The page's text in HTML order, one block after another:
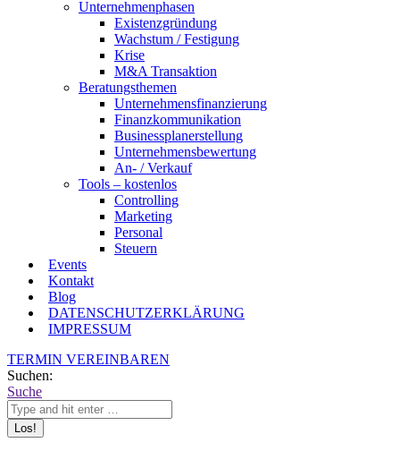
Unternehmenphasen
Existenzgründung
Wachstum / Festigung
Krise
M&A Transaktion
Beratungsthemen
Unternehmensfinanzierung
Finanzkommunikation
Businessplanerstellung
Unternehmensbewertung
An- / Verkauf
Tools – kostenlos
Controlling
Marketing
Personal
Steuern
Events
Kontakt
Blog
DATENSCHUTZERKLÄRUNG
IMPRESSUM
TERMIN VEREINBAREN
Suchen:
Suche